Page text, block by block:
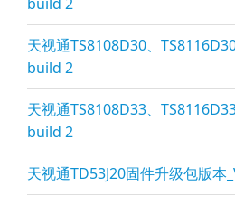
天视通TS8108D30、
build 2
天视通TS8108D33、
build 2
天视通TD53J20固件升级包版本